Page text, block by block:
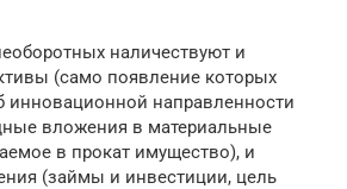
наличествуют и
(само появление которых
инновационной направленности
вложения в материальные
в прокат имущество), и
(займы и инвестиции, цель